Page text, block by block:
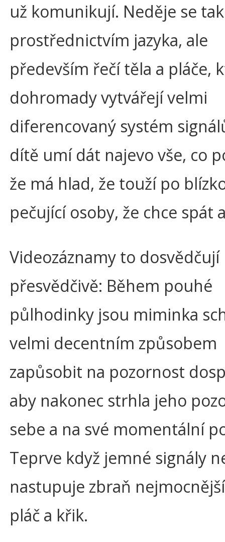
už komunikují. Neděje se tak
prostřednictvím jazyka, ale
především řečí těla a pláče,
dohromady vytvářejí velmi
diferencovaný systém
dítě umí dát najevo vše, co
že má hlad, že touží po
pečující osoby, že chce spát
Videozáznamy to dosvědčují
přesvědčivě: Během pouhé
půlhodinky jsou miminka
velmi decentním způsobem
zapůsobit na pozornost
aby nakonec strhla jeho
sebe a na své momentální
Teprve když jemné signály
nastupuje zbraň
pláč a křik.